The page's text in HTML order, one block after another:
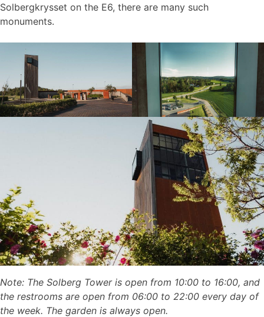
Solbergkrysset on the E6, there are many such
monuments.
Note: The Solberg Tower is open from 10:00 to 16:00, and
the restrooms are open from 06:00 to 22:00 every day of
the week. The garden is always open.